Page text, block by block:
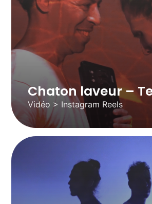
Chaton laveur –
Vidéo > Instagram Reels